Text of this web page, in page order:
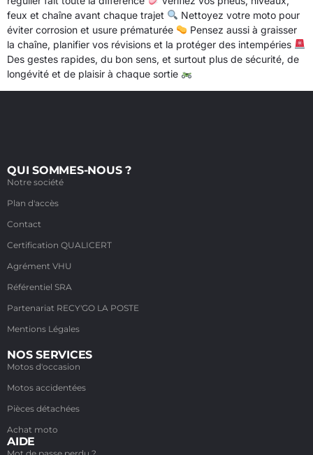
feux et chaîne avant chaque trajet
Nettoyez votre moto pour
éviter corrosion et usure prématurée
Pensez aussi à graisser
la chaîne, planifier vos révisions et la protéger des intempéries
Des gestes rapides, du bon sens, et surtout plus de sécurité, de
longévité et de plaisir à chaque sortie
QUI SOMMES-NOUS ?
Notre société
Plan d'accès
Contact
Certification QUALICERT
Agrément VHU
Référentiel SRA
Partenariat RECY'GO LA POSTE
Mentions Légales
NOS SERVICES
Motos d'occasion
Motos accidentées
Pièces détachées
Achat moto
AIDE